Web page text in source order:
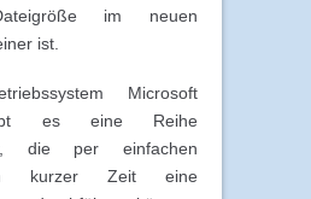
im neuen
ist.
Microsoft
es eine Reihe
die per einfachen
kurzer Zeit eine